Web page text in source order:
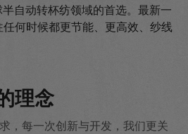
自动转杯纺领域的首选。最新一
任何时候都更节能、更高效、纱线
理念
，每一次创新与开发，我们更关